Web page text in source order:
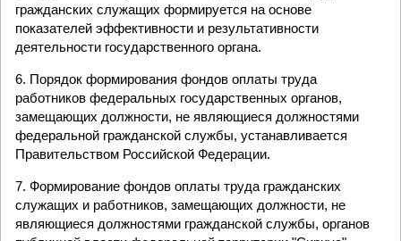
гражданских служащих формируется на основе
показателей эффективности и результативности
деятельности государственного органа.
6. Порядок формирования фондов оплаты труда
работников федеральных государственных органов,
замещающих должности, не являющиеся должностями
федеральной гражданской службы, устанавливается
Правительством Российской Федерации.
7. Формирование фондов оплаты труда гражданских
служащих и работников, замещающих должности, не
являющиеся должностями гражданской службы, органов